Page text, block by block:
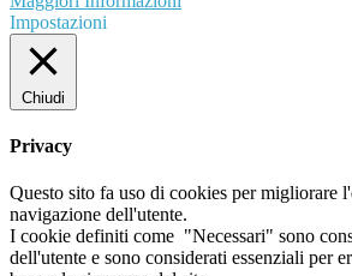
Impostazioni
Chiudi
Privacy
Questo sito fa uso di cookies per migliorare
navigazione dell'utente.
I cookie definiti come "Necessari" sono
dell'utente e sono considerati essenziali per